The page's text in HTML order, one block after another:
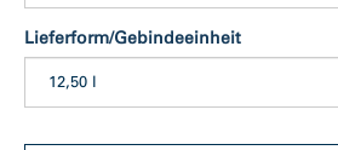
Lieferform/Gebindeeinheit